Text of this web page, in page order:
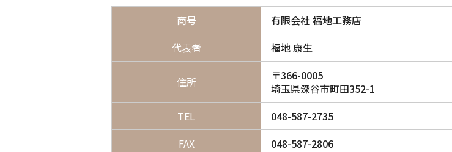
商号
有限会社 福地工務店
代表者
福地 康生
住所
〒366-0005
埼玉県深谷市町田352-1
TEL
048-587-2735
FAX
048-587-2806